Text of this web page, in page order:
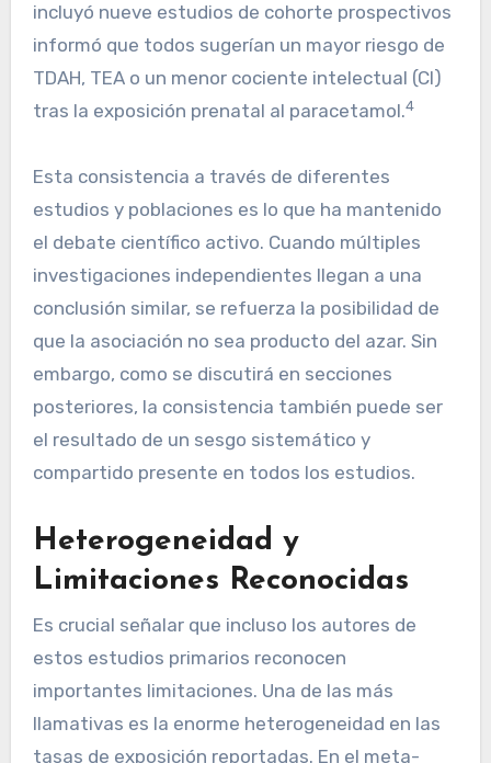
incluyó nueve estudios de cohorte prospectivos
informó que todos sugerían un mayor riesgo de
TDAH, TEA o un menor cociente intelectual (CI)
tras la exposición prenatal al paracetamol.4
Esta consistencia a través de diferentes
estudios y poblaciones es lo que ha mantenido
el debate científico activo. Cuando múltiples
investigaciones independientes llegan a una
conclusión similar, se refuerza la posibilidad de
que la asociación no sea producto del azar. Sin
embargo, como se discutirá en secciones
posteriores, la consistencia también puede ser
el resultado de un sesgo sistemático y
compartido presente en todos los estudios.
Heterogeneidad y
Limitaciones Reconocidas
Es crucial señalar que incluso los autores de
estos estudios primarios reconocen
importantes limitaciones. Una de las más
llamativas es la enorme heterogeneidad en las
tasas de exposición reportadas. En el meta-